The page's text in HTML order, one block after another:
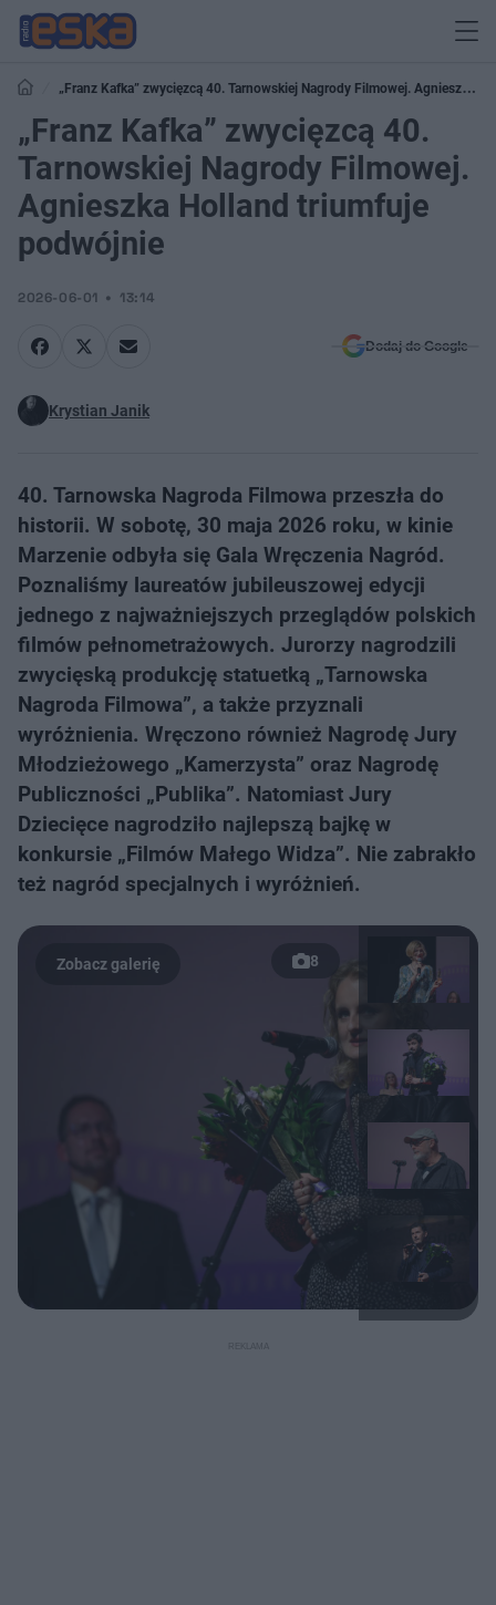
„Franz Kafka” zwycięzcą 40. Tarnowskiej Nagrody Filmowej. Agnieszka
Holland triumfuje podwójnie
„Franz Kafka” zwycięzcą 40.
Tarnowskiej Nagrody Filmowej.
Agnieszka Holland triumfuje
podwójnie
2026-06-01 13:14
Dodaj do Google
Krystian Janik
40. Tarnowska Nagroda Filmowa przeszła do
historii. W sobotę, 30 maja 2026 roku, w kinie
Marzenie odbyła się Gala Wręczenia Nagród.
Poznaliśmy laureatów jubileuszowej edycji
jednego z najważniejszych przeglądów polskich
filmów pełnometrażowych. Jurorzy nagrodzili
zwycięską produkcję statuetką „Tarnowska
Nagroda Filmowa”, a także przyznali
wyróżnienia. Wręczono również Nagrodę Jury
Młodzieżowego „Kamerzysta” oraz Nagrodę
Publiczności „Publika”. Natomiast Jury
Dziecięce nagrodziło najlepszą bajkę w
konkursie „Filmów Małego Widza”. Nie zabrakło
też nagród specjalnych i wyróżnień.
8